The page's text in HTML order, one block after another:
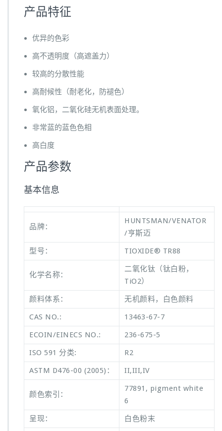
产品特征
优异的色彩
高不透明度（高遮盖力）
较高的分散性能
高耐候性（耐老化，防褪色）
氧化铝，二氧化硅无机表面处理。
非常蓝的蓝色色相
高白度
产品参数
基本信息
品牌：
HUNTSMAN/VENATOR
/亨斯迈
型号：
TIOXIDE® TR88
化学名称：
二氧化钛（钛白粉，
TiO2）
颜料体系：
无机颜料，白色颜料
CAS NO.:
13463-67-7
ECOIN/EINECS NO.:
236-675-5
ISO 591 分类:
R2
ASTM D476-00 (2005)：
II,III,IV
颜色索引：
77891, pigment white
6
呈现：
白色粉末